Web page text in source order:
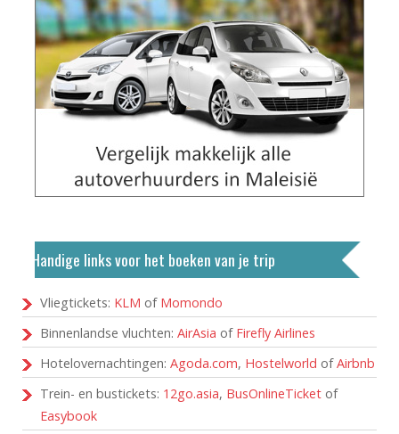
Handige links voor het boeken van je trip
Vliegtickets: KLM of Momondo
Binnenlandse vluchten: AirAsia of Firefly Airlines
Hotelovernachtingen: Agoda.com, Hostelworld ofAirbnb
Trein- en bustickets: 12go.asia, BusOnlineTicket of
Easybook